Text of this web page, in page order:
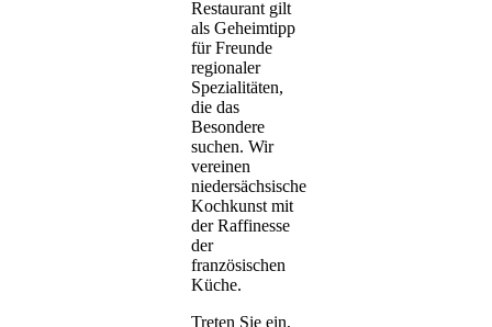
Restaurant gilt
als Geheimtipp
für Freunde
regionaler
Spezialitäten,
die das
Besondere
suchen. Wir
vereinen
niedersächsische
Kochkunst mit
der Raffinesse
der
französischen
Küche.
Treten Sie ein,